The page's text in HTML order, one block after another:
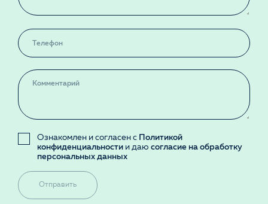
Ознакомлен и согласен с Политикой
конфиденциальности и даю согласие на обработку
персональных данных
Отправить